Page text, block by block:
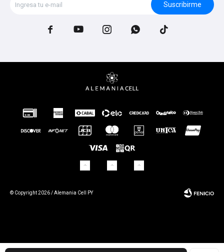
Suscribirme
    
© Copyright 2026 / Alemania Cell PY